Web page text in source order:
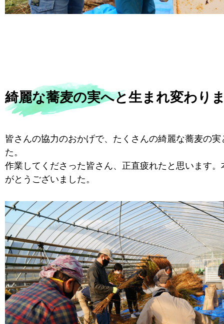
綺麗な蕎麦の実へと生まれ変わり
皆さんの協力のおかげで、たくさんの綺麗な蕎麦の実
た。
作業してくださった皆さん、正直疲れたと思います。
がとうございました。